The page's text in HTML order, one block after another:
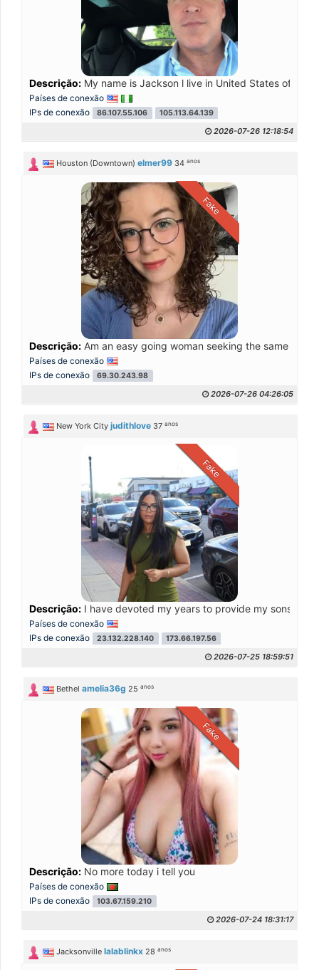
Descrição: My name is Jackson l live in United States of
Países de conexão
IPs de conexão
86.107.55.106 105.113.64.139
2026-07-26 12:18:54
Houston (Downtown) elmer99 34anos
Fake
Descrição: Am an easy going woman seeking the same in
Países de conexão
IPs de conexão
69.30.243.98
2026-07-26 04:26:05
New York City judithlove 37anos
Fake
Descrição: I have devoted my years to provide my sons a
Países de conexão
IPs de conexão
23.132.228.140 173.66.197.56
2026-07-25 18:59:51
Bethel amelia36g 25anos
Fake
Descrição: No more today i tell you
Países de conexão
IPs de conexão
103.67.159.210
2026-07-24 18:31:17
Jacksonville lalablinkx 28anos